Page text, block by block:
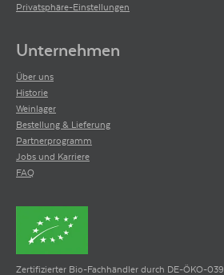
Privatsphäre-Einstellungen
Unternehmen
Über uns
Historie
Weinlager
Bestellung & Lieferung
Partnerprogramm
Jobs und Karriere
FAQ
Zertifizierter Bio-Fachhändler durch DE-ÖKO-039